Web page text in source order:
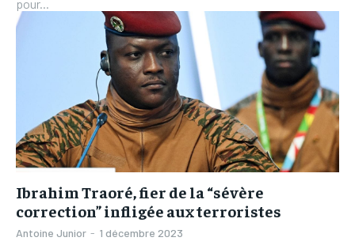
pour...
Ibrahim Traoré, fier de la “sévère
correction” infligée aux terroristes
Antoine Junior - 1 décembre 2023